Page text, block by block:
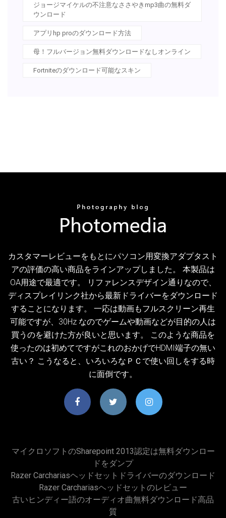
ジョージマイケルの不注意なささやきmp3曲の無料ダ
ウンロード
アプリhp proのダウンロード方法
母！フルバージョン無料ダウンロードなしオンライン
Fortniteのダウンロード可能なスキン
カスタマーレビューをもとにパソコン用変換アダプタスト
アの評価の高い商品をラインアップしました。 本製品は
OA用途で最適です。 リファレンスデザイン通りなので、
ディスプレイリンク社から最新ドライバーをダウンロード
することになります。 一応は動画もフルスクリーン再生
可能ですが、30Hz なのでゲームや動画などが目的の人は
買うのを避けた方が良いと思います。 このような商品を
使ったのは初めてですがこれのおかげでHDMI端子の無い
古い？ こうなると、いろいろなＰＣで使い回しをする時
に面倒です。
マイクロソフトのSharepoint 2013認定は無料ダウンロー
ドをダンプ
Razer Carchariasヘッドセットドライバーのダウンロード
Razer Carchariasヘッドセットのレビュー
古いヒンディー語のオーディオ曲無料ダウンロード高品
質